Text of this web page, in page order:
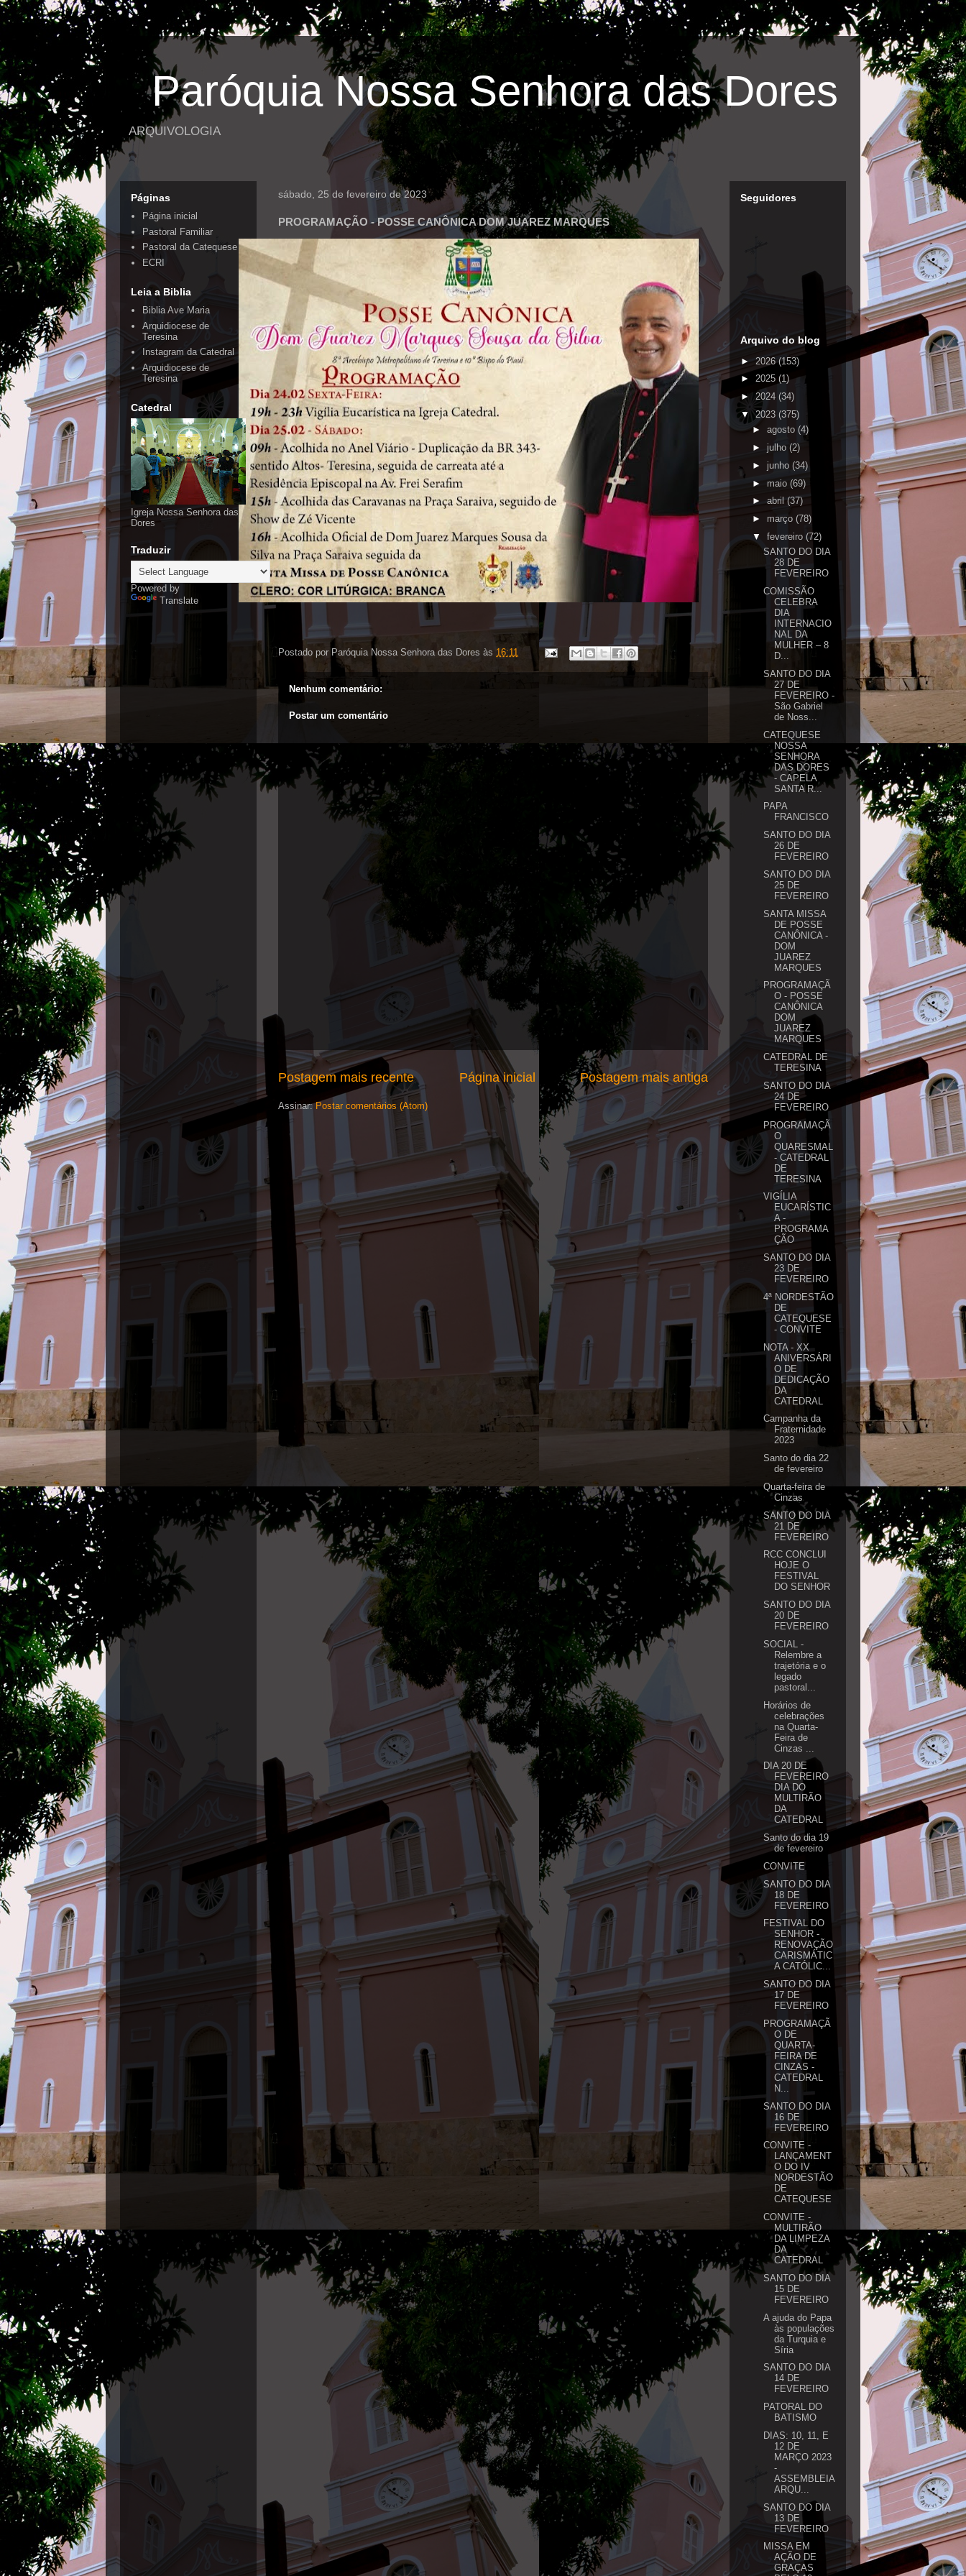
Paróquia Nossa Senhora das Dores
ARQUIVOLOGIA
sábado, 25 de fevereiro de 2023
PROGRAMAÇÃO - POSSE CANÔNICA DOM JUAREZ MARQUES
Postado por Paróquia Nossa Senhora das Dores às 16:11
Nenhum comentário:
Postar um comentário
Postagem mais recente Postagem mais antiga
Página inicial
Assinar:Postar comentários (Atom)
Páginas
Página inicial
Pastoral Familiar
Pastoral da Catequese
ECRI
Leia a Biblia
Biblia Ave Maria
Arquidiocese de
Teresina
Instagram da Catedral
Arquidiocese de
Teresina
Catedral
Igreja Nossa Senhora das
Dores
Traduzir
Powered by
Translate
Seguidores
Arquivo do blog
►2026(153)
► 2025 (1)
► 2024 (34)
▼2023 (375)
► agosto (4)
► julho (2)
► junho (34)
► maio (69)
► abril(37)
► março (78)
▼ fevereiro (72)
SANTO DO DIA
28 DE
FEVEREIRO
COMISSÃO
CELEBRA
DIA
INTERNACIO
NAL DA
MULHER – 8
D...
SANTO DO DIA
27 DE
FEVEREIRO -
São Gabriel
de Noss...
CATEQUESE
NOSSA
SENHORA
DAS DORES
- CAPELA
SANTA R...
PAPA
FRANCISCO
SANTO DO DIA
26 DE
FEVEREIRO
SANTO DO DIA
25 DE
FEVEREIRO
SANTA MISSA
DE POSSE
CANÔNICA -
DOM
JUAREZ
MARQUES
PROGRAMAÇÃ
O - POSSE
CANÔNICA
DOM
JUAREZ
MARQUES
CATEDRAL DE
TERESINA
SANTO DO DIA
24 DE
FEVEREIRO
PROGRAMAÇÃ
O
QUARESMAL
- CATEDRAL
DE
TERESINA
VIGÍLIA
EUCARÍSTIC
A -
PROGRAMA
ÇÃO
SANTO DO DIA
23 DE
FEVEREIRO
4ª NORDESTÃO
DE
CATEQUESE
- CONVITE
NOTA - XX
ANIVERSÁRI
O DE
DEDICAÇÃO
DA
CATEDRAL
Campanha da
Fraternidade
2023
Santo do dia 22
de fevereiro
Quarta-feira de
Cinzas
SANTO DO DIA
21 DE
FEVEREIRO
RCC CONCLUI
HOJE O
FESTIVAL
DO SENHOR
SANTO DO DIA
20 DE
FEVEREIRO
SOCIAL -
Relembre a
trajetória e o
legado
pastoral...
Horários de
celebrações
na Quarta-
Feira de
Cinzas ...
DIA 20 DE
FEVEREIRO
DIA DO
MULTIRÃO
DA
CATEDRAL
Santo do dia 19
de fevereiro
CONVITE
SANTO DO DIA
18 DE
FEVEREIRO
FESTIVAL DO
SENHOR -
RENOVAÇÃO
CARISMÁTIC
A CATÓLIC...
SANTO DO DIA
17 DE
FEVEREIRO
PROGRAMAÇÃ
O DE
QUARTA-
FEIRA DE
CINZAS -
CATEDRAL
N...
SANTO DO DIA
16 DE
FEVEREIRO
CONVITE -
LANÇAMENT
O DO IV
NORDESTÃO
DE
CATEQUESE
CONVITE -
MULTIRÃO
DA LIMPEZA
DA
CATEDRAL
SANTO DO DIA
15 DE
FEVEREIRO
A ajuda do Papa
às populações
da Turquia e
Síria
SANTO DO DIA
14 DE
FEVEREIRO
PATORAL DO
BATISMO
DIAS: 10, 11, E
12 DE
MARÇO 2023
-
ASSEMBLEIA
ARQU...
SANTO DO DIA
13 DE
FEVEREIRO
MISSA EM
AÇÃO DE
GRAÇAS